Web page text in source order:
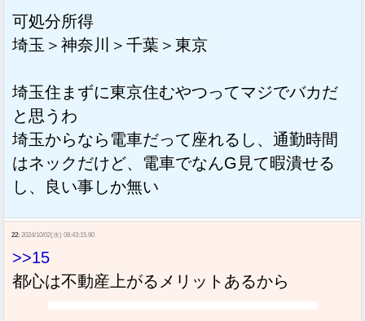
可処分所得
埼玉＞神奈川＞千葉＞東京
埼玉住まずに東京住むやつってマジでバカだ
と思うわ
埼玉からなら電車だって座れるし、通勤時間
はネックだけど、電車でなんG見て暇潰せる
し、良い事しか無い
22: 2024/10/02(水) 08:43:15.90
>>15
都心は不動産上がるメリットあるから